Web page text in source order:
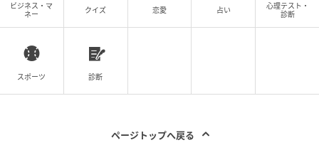
デザインだけじゃなく、機能性も優秀！約8Lとしっか
ビジネス・マ
ネー
クイズ 恋愛 占い
心理テスト・
診断
スポーツ 診断
ページトップへ戻る